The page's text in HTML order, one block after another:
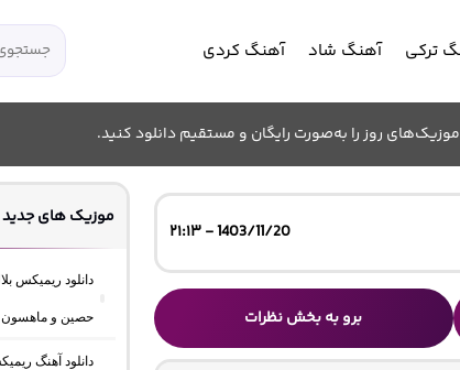
ترکی آهنگ شاد آهنگ کردی
روز را به‌صورت رایگان و مستقیم دانلود کنید.
1403/11/20 - ۲۱:۱۳
برو به بخش نظرات
موزیک های جدید
دانلود ریمیکس
حصین و
دانلود آهنگ